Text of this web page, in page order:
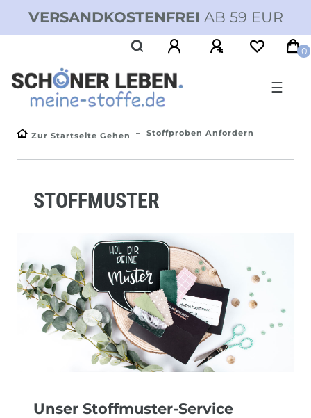
VERSANDKOSTENFREI AB 59 EUR
0
☰
Zur Startseite Gehen Stoffproben Anfordern
STOFFMUSTER
Unser Stoffmuster-Service